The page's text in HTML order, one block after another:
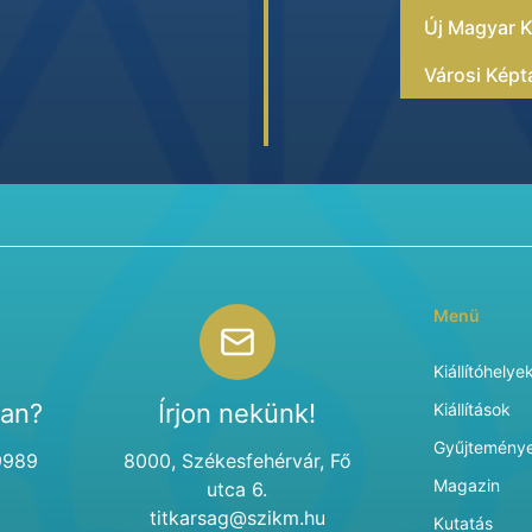
Új Magyar
Városi
Írjon nekünk!
8000, Székesfehérvár, Fő
utca 6.
titkarsag@szikm.hu
Menü
Kiállítások
Magazin
Kutatás